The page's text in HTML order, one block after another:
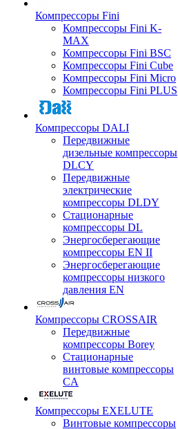
Компрессоры Fini
Компрессоры Fini K-
MAX
Компрессоры Fini BSC
Компрессоры Fini Cube
Компрессоры Fini Micro
Компрессоры Fini PLUS
Компрессоры DALI
Передвижные
дизельные компрессоры
DLCY
Передвижные
электрические
компрессоры DLDY
Стационарные
компрессоры DL
Энергосберегающие
компрессоры EN II
Энергосберегающие
компрессоры низкого
давления EN
Компрессоры CROSSAIR
Передвижные
компрессоры Borey
Стационарные
винтовые компрессоры
CA
Компрессоры EXELUTE
Винтовые компрессоры